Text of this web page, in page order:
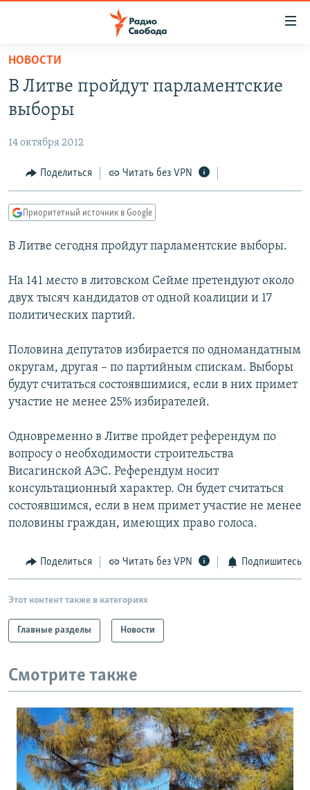
упрощенного
доступа
Вернуться
основному
Вернутся
главной
навигации
Вернутся
поиску
ПОДКАСТЫ
АВТОРСКИЕ ПРОЕКТЫ
ЦИТАТЫ СВОБОДЫ
МНЕНИЯ
IDEL.РЕАЛИИ
КАВКАЗ.РЕАЛИИ
СЕВЕР.РЕАЛИИ
СИБИРЬ.РЕАЛИИ
РАСПИСАНИЕ ВЕЩАНИЯ
ПОДПИШИТЕСЬ НА РАССЫЛКУ
СОЦИАЛЬНЫЕ СЕТИ
НОВОСТИ
В Литве пройдут парламентские
выборы
14 октября 2012
Поделиться Читать без VPN
Приоритетный источник в Google
В Литве сегодня пройдут парламентские выборы.
На 141 место в литовском Сейме претендуют около
двух тысяч кандидатов от одной коалиции и 17
политических партий.
Половина депутатов избирается по одномандатным
округам, другая – по партийным спискам. Выборы
будут считаться состоявшимися, если в них примет
участие не менее 25% избирателей.
Одновременно в Литве пройдет референдум по
вопросу о необходимости строительства
Висагинской АЭС. Референдум носит
консультационный характер. Он будет считаться
состоявшимся, если в нем примет участие не менее
половины граждан, имеющих право голоса.
Поделиться Читать без VPN Подпишитесь
Этот контент также в категориях
Главные разделы Новости
Смотрите также